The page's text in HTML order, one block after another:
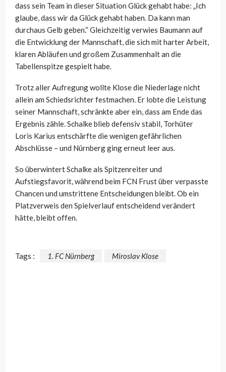
dass sein Team in dieser Situation Glück gehabt habe: „Ich
glaube, dass wir da Glück gehabt haben. Da kann man
durchaus Gelb geben.“ Gleichzeitig verwies Baumann auf
die Entwicklung der Mannschaft, die sich mit harter Arbeit,
klaren Abläufen und großem Zusammenhalt an die
Tabellenspitze gespielt habe.
Trotz aller Aufregung wollte Klose die Niederlage nicht
allein am Schiedsrichter festmachen. Er lobte die Leistung
seiner Mannschaft, schränkte aber ein, dass am Ende das
Ergebnis zähle. Schalke blieb defensiv stabil, Torhüter
Loris Karius entschärfte die wenigen gefährlichen
Abschlüsse – und Nürnberg ging erneut leer aus.
So überwintert Schalke als Spitzenreiter und
Aufstiegsfavorit, während beim FCN Frust über verpasste
Chancen und umstrittene Entscheidungen bleibt. Ob ein
Platzverweis den Spielverlauf entscheidend verändert
hätte, bleibt offen.
Tags : 1. FC Nürnberg Miroslav Klose